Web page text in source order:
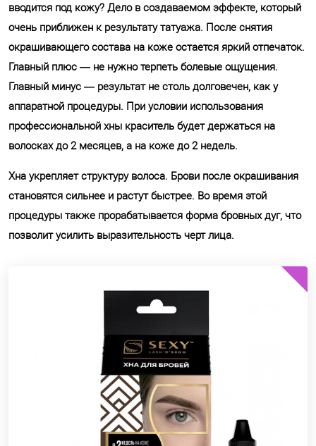
вводится под кожу? Дело в создаваемом эффекте, который
очень приближен к результату татуажа. После снятия
окрашивающего состава на коже остается яркий отпечаток.
Главный плюс — не нужно терпеть болевые ощущения.
Главный минус — результат не столь долговечен, как у
аппаратной процедуры. При условии использования
профессиональной хны краситель будет держаться на
волосках до 2 месяцев, а на коже до 2 недель.
Хна укрепляет структуру волоса. Брови после окрашивания
становятся сильнее и растут быстрее. Во время этой
процедуры также прорабатывается форма бровных дуг, что
позволит усилить выразительность черт лица.